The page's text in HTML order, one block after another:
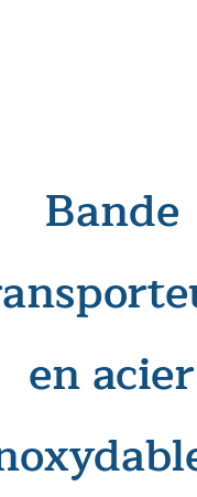
Bande
en acier